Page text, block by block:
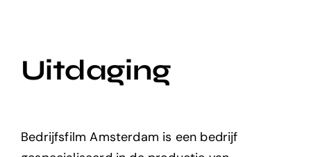
Uitdaging
Bedrijfsfilm Amsterdam is een bedrijf